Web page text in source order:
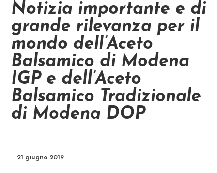
Notizia importante e di
grande rilevanza per il
mondo dell’Aceto
Balsamico di Modena
IGP e dell’Aceto
Balsamico Tradizionale
di Modena DOP
21 giugno 2019